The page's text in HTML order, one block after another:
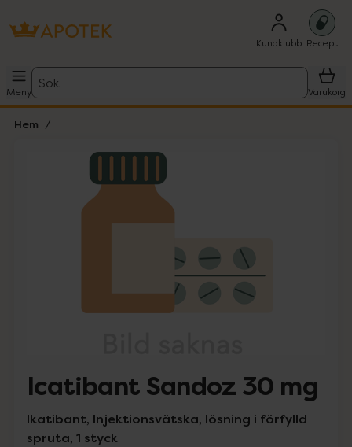
Kundklubb Recept
Meny
Sök
Varukorg
Hem
Lista: . Innehåller 1 objekt.
Icatibant Sandoz 30 mg
Ikatibant, Injektionsvätska, lösning i förfylld
spruta, 1 styck